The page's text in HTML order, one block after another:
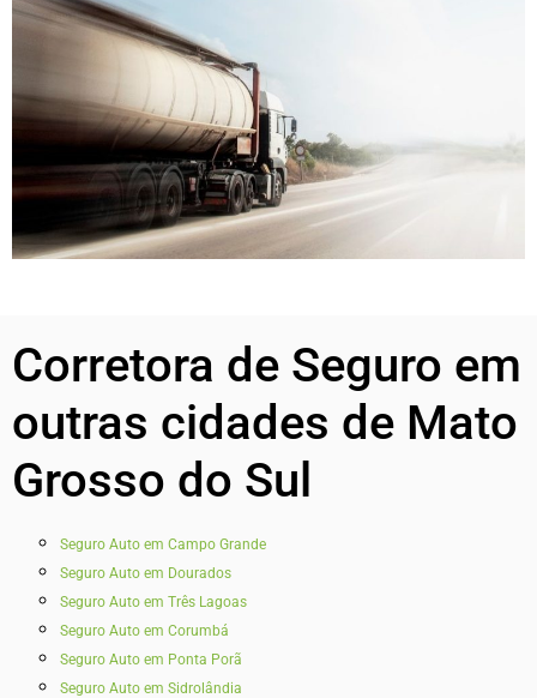
Corretora de Seguro em
outras cidades de Mato
Grosso do Sul
Seguro Auto em Campo Grande
Seguro Auto em Dourados
Seguro Auto em Três Lagoas
Seguro Auto em Corumbá
Seguro Auto em Ponta Porã
Seguro Auto em Sidrolândia